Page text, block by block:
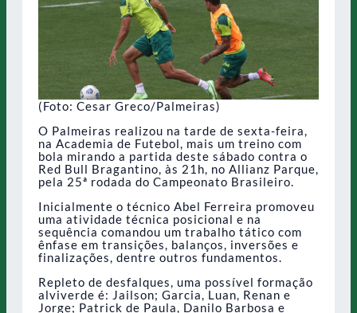
(Foto: Cesar Greco/Palmeiras)
O Palmeiras realizou na tarde de sexta-feira,
na Academia de Futebol, mais um treino com
bola mirando a partida deste sábado contra o
Red Bull Bragantino, às 21h, no Allianz Parque,
pela 25ª rodada do Campeonato Brasileiro.
Inicialmente o técnico Abel Ferreira promoveu
uma atividade técnica posicional e na
sequência comandou um trabalho tático com
ênfase em transições, balanços, inversões e
finalizações, dentre outros fundamentos.
Repleto de desfalques, uma possível formação
alviverde é: Jailson; Garcia, Luan, Renan e
Jorge; Patrick de Paula, Danilo Barbosa e